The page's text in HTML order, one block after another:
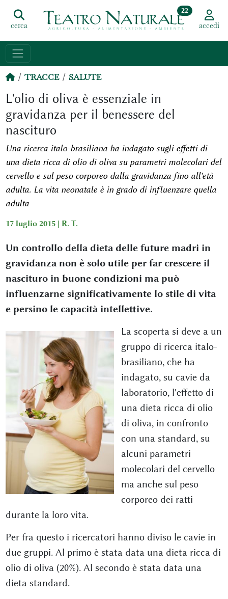
cerca
22
accedi
TRACCE SALUTE
L'olio di oliva è essenziale in
gravidanza per il benessere del
nascituro
Una ricerca italo-brasiliana ha indagato sugli effetti di
una dieta ricca di olio di oliva su parametri molecolari del
cervello e sul peso corporeo dalla gravidanza fino all'età
adulta. La vita neonatale è in grado di influenzare quella
adulta
17 luglio 2015 | R. T.
Un controllo della dieta delle future madri in
gravidanza non è solo utile per far crescere il
nascituro in buone condizioni ma può
influenzarne significativamente lo stile di vita
e persino le capacità intellettive.
La scoperta si deve a un
gruppo di ricerca italo-
brasiliano, che ha
indagato, su cavie da
laboratorio, l'effetto di
una dieta ricca di olio
di oliva, in confronto
con una standard, su
alcuni parametri
molecolari del cervello
ma anche sul peso
corporeo dei ratti
durante la loro vita.
Per fra questo i ricercatori hanno diviso le cavie in
due gruppi. Al primo è stata data una dieta ricca di
olio di oliva (20%). Al secondo è stata data una
dieta standard.